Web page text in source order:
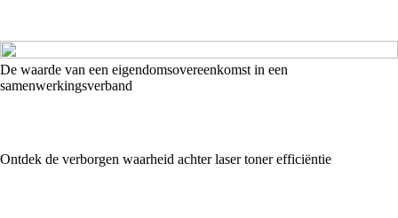
De waarde van een eigendomsovereenkomst in een
samenwerkingsverband
Ontdek de verborgen waarheid achter laser toner efficiëntie